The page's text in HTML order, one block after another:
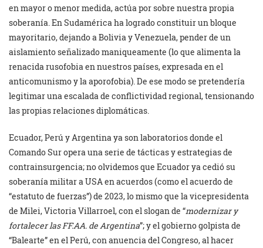
en mayor o menor medida, actúa por sobre nuestra propia
soberanía. En Sudamérica ha logrado constituir un bloque
mayoritario, dejando a Bolivia y Venezuela, pender de un
aislamiento señalizado maniqueamente (lo que alimenta la
renacida rusofobia en nuestros países, expresada en el
anticomunismo y la aporofobia). De ese modo se pretendería
legitimar una escalada de conflictividad regional, tensionando
las propias relaciones diplomáticas.
Ecuador, Perú y Argentina ya son laboratorios donde el
Comando Sur opera una serie de tácticas y estrategias de
contrainsurgencia; no olvidemos que Ecuador ya cedió su
soberanía militar a USA en acuerdos (como el acuerdo de
“estatuto de fuerzas”) de 2023, lo mismo que la vicepresidenta
de Milei, Victoria Villarroel, con el slogan de “modernizar y
fortalecer las FF.AA. de Argentina”; y el gobierno golpista de
“Balearte” en el Perú, con anuencia del Congreso, al hacer